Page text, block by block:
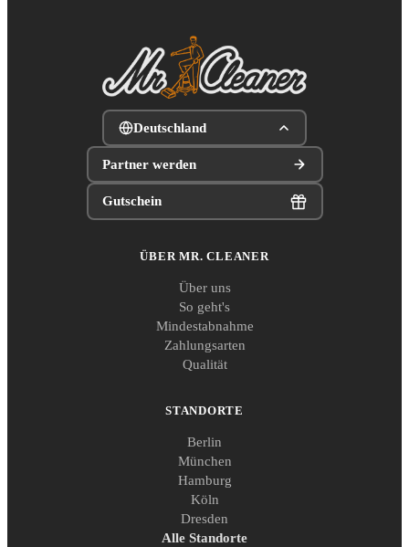
Deutschland
Partner werden
Gutschein
ÜBER MR. CLEANER
Über uns
So geht's
Mindestabnahme
Zahlungsarten
Qualität
STANDORTE
Berlin
München
Hamburg
Köln
Dresden
Alle Standorte